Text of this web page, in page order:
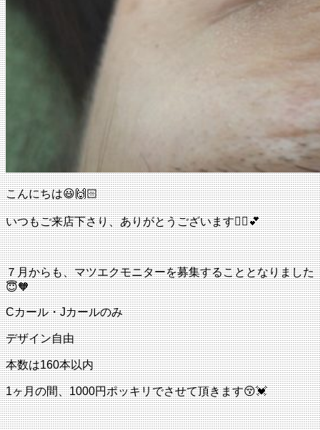
こんにちは😃🙌🏻
いつもご来店下さり、ありがとうございます💁‍♀️💕
７月からも、マツエクモニターを募集することとなりました
😇🧡
Cカール・Jカールのみ
デザイン自由
本数は160本以内
1ヶ月の間、1000円ポッキリでさせて頂きます😚💓